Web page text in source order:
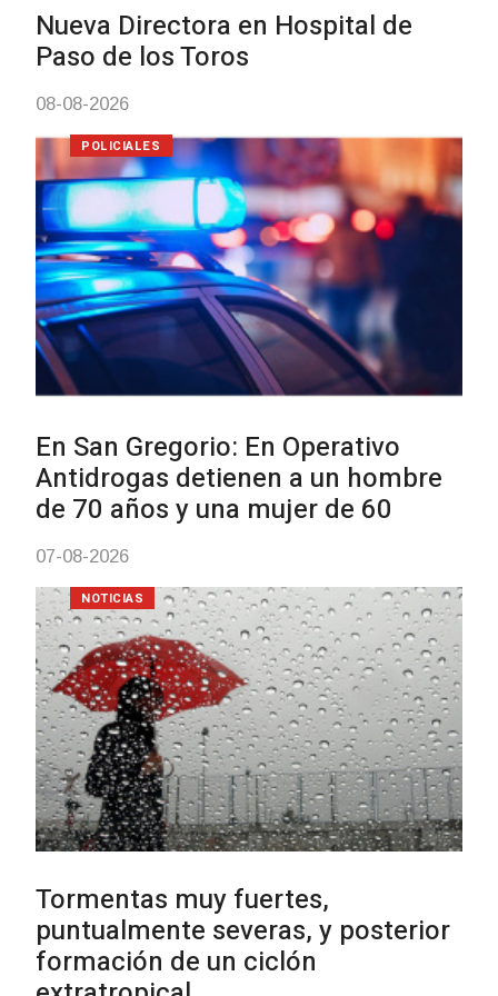
Investigación de policías de
Tacuarembó permitió recuperar en
Brasil una camioneta hurtada en
Villa Ansina
04-08-2026
Facultad de Artes llega a Durazno
con dos cursos de formación
03-08-2026
NOTICIAS
Clases de Muai Thai en Complejo
Charrúa
03-08-2026
NOTICIAS